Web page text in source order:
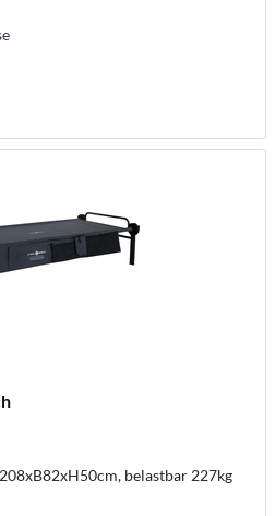
belastbar 227kg